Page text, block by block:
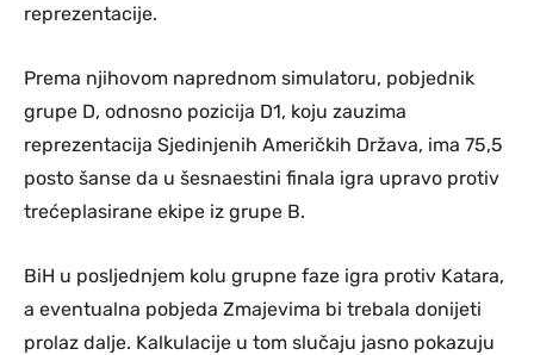
reprezentacije.
Prema njihovom naprednom simulatoru, pobjednik
grupe D, odnosno pozicija D1, koju zauzima
reprezentacija Sjedinjenih Američkih Država, ima 75,5
posto šanse da u šesnaestini finala igra upravo protiv
trećeplasirane ekipe iz grupe B.
BiH u posljednjem kolu grupne faze igra protiv Katara,
a eventualna pobjeda Zmajevima bi trebala donijeti
prolaz dalje. Kalkulacije u tom slučaju jasno pokazuju